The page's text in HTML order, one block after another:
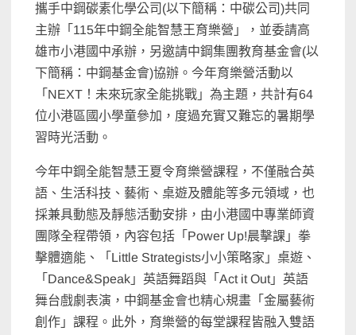
攜手中鋼碳素化學公司(以下簡稱：中碳公司)共同
主辦「115年中鋼全能智慧王育樂營」，並委請高
雄市小港國中承辦，另邀請中鋼集團教育基金會(以
下簡稱：中鋼基金會)協辦。今年育樂營活動以
「NEXT！未來玩家全能挑戰」為主題，共計有64
位小港區國小學童參加，度過充實又難忘的暑期學
習時光活動。
今年中鋼全能智慧王夏令育樂營課程，不僅融合英
語、生活科技、藝術、桌遊及體能等多元領域，也
採兼具動態及靜態活動安排，由小港國中專業師資
團隊全程帶領，內容包括「Power Up!晨擊課」拳
擊體適能、「Little Strategists小小策略家」桌遊、
「Dance&Speak」英語舞蹈與「Act it Out」英語
舞台戲劇表演，中鋼基金會也精心規畫「金屬藝術
創作」課程。此外，育樂營的每堂課程皆融入雙語